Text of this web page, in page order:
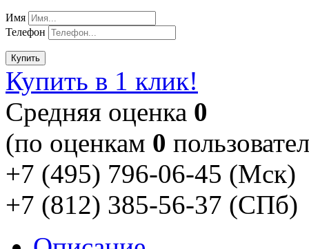
Имя
Телефон
Купить
Купить в 1 клик!
Cредняя оценка 0
(по оценкам 0
+7 (495) 796-06-45 (Мск)
+7 (812) 385-56-37 (СПб)